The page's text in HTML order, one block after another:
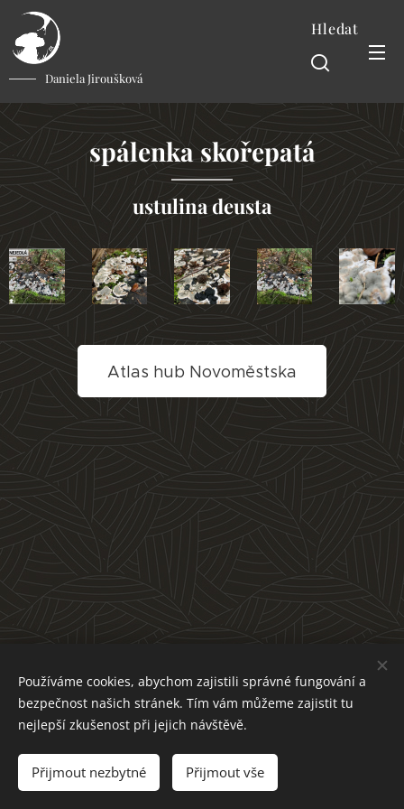
Daniela Jiroušková
Hledat
spálenka skořepatá
ustulina deusta
Atlas hub Novoměstska
Cookies
Používáme cookies, abychom zajistili správné fungování a
bezpečnost našich stránek. Tím vám můžeme zajistit tu
nejlepší zkušenost při jejich návštěvě.
Přijmout nezbytné Přijmout vše